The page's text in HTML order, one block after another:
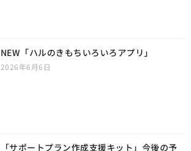
NEW「ハルのきもちいろいろアプリ」
2026年6月6日
「サポートプラン作成支援キット」今後の予